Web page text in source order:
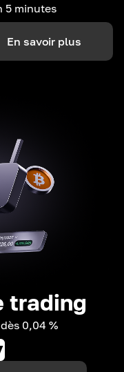
5 minutes
En savoir plus
trading
0,04 %